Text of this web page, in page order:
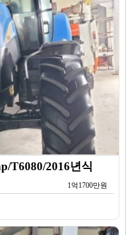
T6080/2016년식
1억1700만원